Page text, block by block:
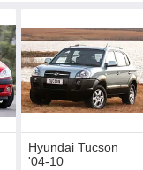
Hyundai Tucson
'04-10